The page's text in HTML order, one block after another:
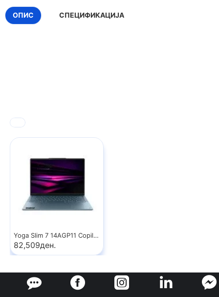
ОПИС СПЕЦИФИКАЦИЈА
Yoga Slim 7 14AGP11 Copilot+ PC
82,509ден.